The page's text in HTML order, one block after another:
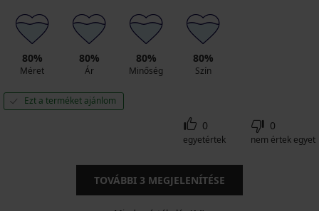
80%
Méret
80%
Ár
80%
Minőség
80%
Szín
Ezt a terméket ajánlom
0
egyetértek
0
nem értek egyet
TOVÁBBI 3 MEGJELENÍTÉSE